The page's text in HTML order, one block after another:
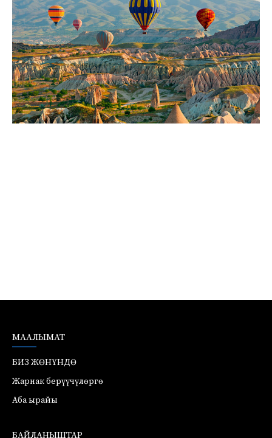
МААЛЫМАТ
БИЗ ЖӨНҮНДӨ
Жарнак берүүчүлөргө
Аба ырайы
БАЙЛАНЫШТАР